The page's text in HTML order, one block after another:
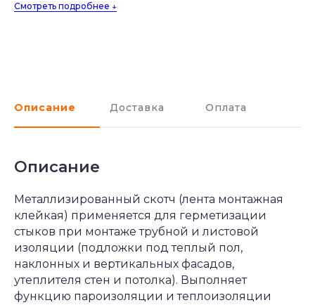
Смотреть подробнее ↓
Описание Доставка Оплата
Описание
Металлизированный скотч (лента монтажная
клейкая) применяется для герметизации
стыков при монтаже трубной и листовой
изоляции (подложки под теплый пол,
наклонных и вертикальных фасадов,
утеплителя стен и потолка). Выполняет
функцию пароизоляции и теплоизоляции